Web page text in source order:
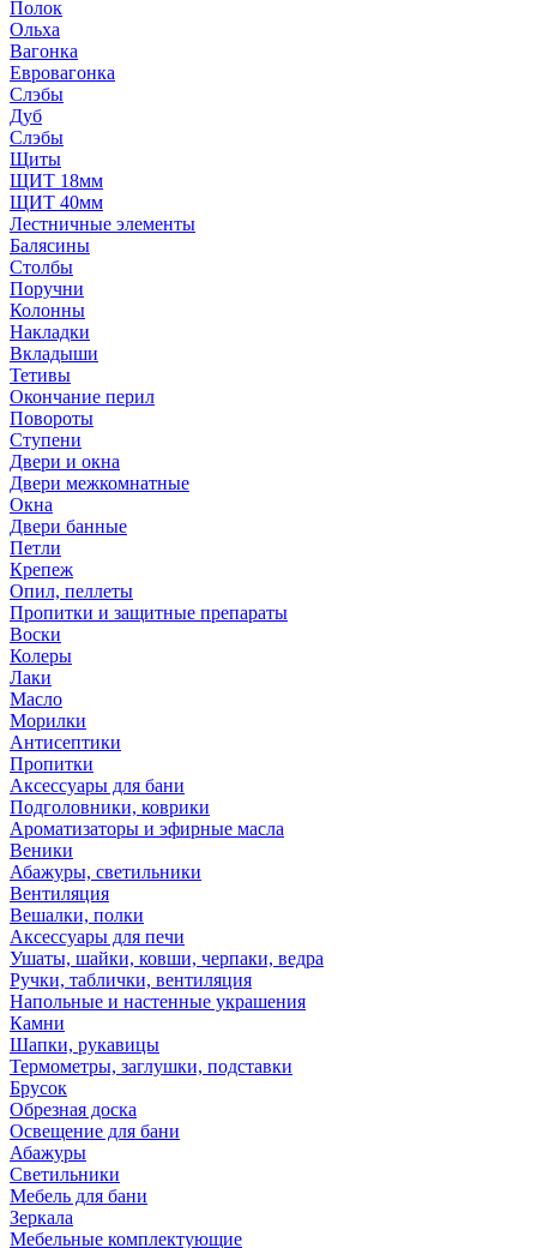
Полок
Ольха
Вагонка
Евровагонка
Слэбы
Дуб
Слэбы
Щиты
ЩИТ 18мм
ЩИТ 40мм
Лестничные элементы
Балясины
Столбы
Поручни
Колонны
Накладки
Вкладыши
Тетивы
Окончание перил
Повороты
Ступени
Двери и окна
Двери межкомнатные
Окна
Двери банные
Петли
Крепеж
Опил, пеллеты
Пропитки и защитные препараты
Воски
Колеры
Лаки
Масло
Морилки
Антисептики
Пропитки
Аксессуары для бани
Подголовники, коврики
Ароматизаторы и эфирные масла
Веники
Абажуры, светильники
Вентиляция
Вешалки, полки
Аксессуары для печи
Ушаты, шайки, ковши, черпаки, ведра
Ручки, таблички, вентиляция
Напольные и настенные украшения
Камни
Шапки, рукавицы
Термометры, заглушки, подставки
Брусок
Обрезная доска
Освещение для бани
Абажуры
Светильники
Мебель для бани
Зеркала
Мебельные комплектующие